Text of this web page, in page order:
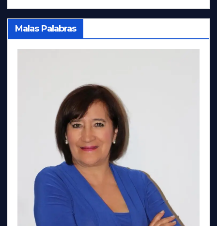
Malas Palabras